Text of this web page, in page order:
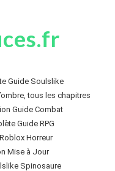
Guide Soulslike
tous les chapitres
Guide Combat
Guide RPG
Horreur
Mise à Jour
Spinosaure